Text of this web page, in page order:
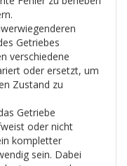
Getriebes
verschiedene
oder ersetzt, um
Zustand zu
Getriebe
oder nicht
kompletter
sein. Dabei